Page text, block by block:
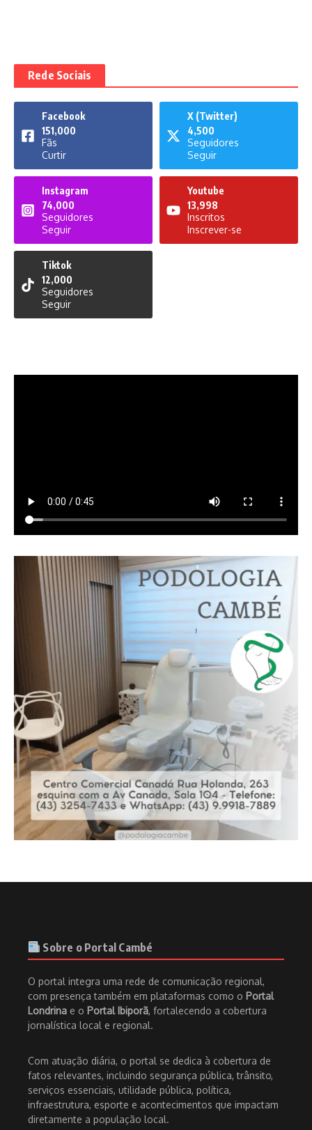
Rede Sociais
Facebook
151,000
Fãs
Curtir
X (Twitter)
4,500
Seguidores
Seguir
Instagram
74,000
Seguidores
Seguir
Youtube
13,998
Inscritos
Inscrever-se
Tiktok
12,000
Seguidores
Seguir
Sobre o Portal Cambé
O portal integra uma rede de comunicação regional,
com presença também em plataformas como o Portal
Londrina e o Portal Ibiporã, fortalecendo a cobertura
jornalística local e regional.
Com atuação diária, o portal se dedica à cobertura de
fatos relevantes, incluindo segurança pública, trânsito,
serviços essenciais, utilidade pública, política,
infraestrutura, esporte e acontecimentos que impactam
diretamente a população local.